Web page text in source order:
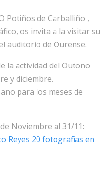
Potiños de Carballiño ,
os invita a la visitar su
auditorio de Ourense.
la actividad del Outono
y diciembre.
para los meses de
Noviembre al 31/11:
Reyes 20 fotografias en